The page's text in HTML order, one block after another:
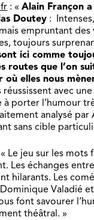
: « Alain Françon
Doutey :
empruntant des
toujours
ici comme
routes que l’on
où elles nous
avec
à porter l’humour
analysé par
sans cible
Le jeu sur les mots
Les échanges
hilarants. Les
Valadié
font savourer
théâtral. »